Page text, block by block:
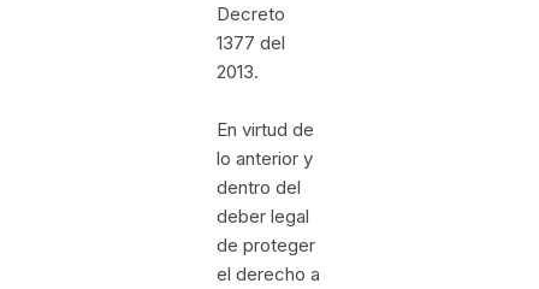
Decreto
1377 del
2013.
En virtud de
lo anterior y
dentro del
deber legal
de proteger
el derecho a